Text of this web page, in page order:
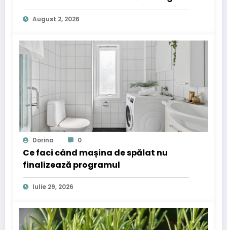
August 2, 2026
Dorina 0
Ce faci când mașina de spălat nu
finalizează programul
Iulie 29, 2026